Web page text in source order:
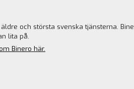
och största svenska tjänsterna.
lita på.
Binero här.